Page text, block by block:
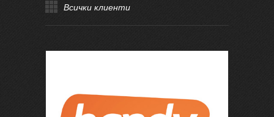
Всички клиенти